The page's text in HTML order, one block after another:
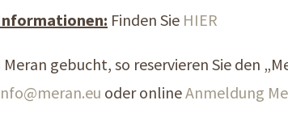
Finden Sie HIER
gebucht, so reservieren Sie den
meran.eu oder onlineAnmeldung